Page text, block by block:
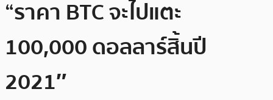
“ราคา BTC จะไปแตะ
100,000 ดอลลาร์สิ้นปี
2021″